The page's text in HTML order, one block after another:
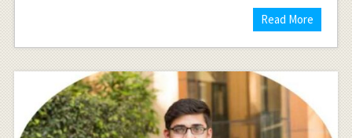
Read More